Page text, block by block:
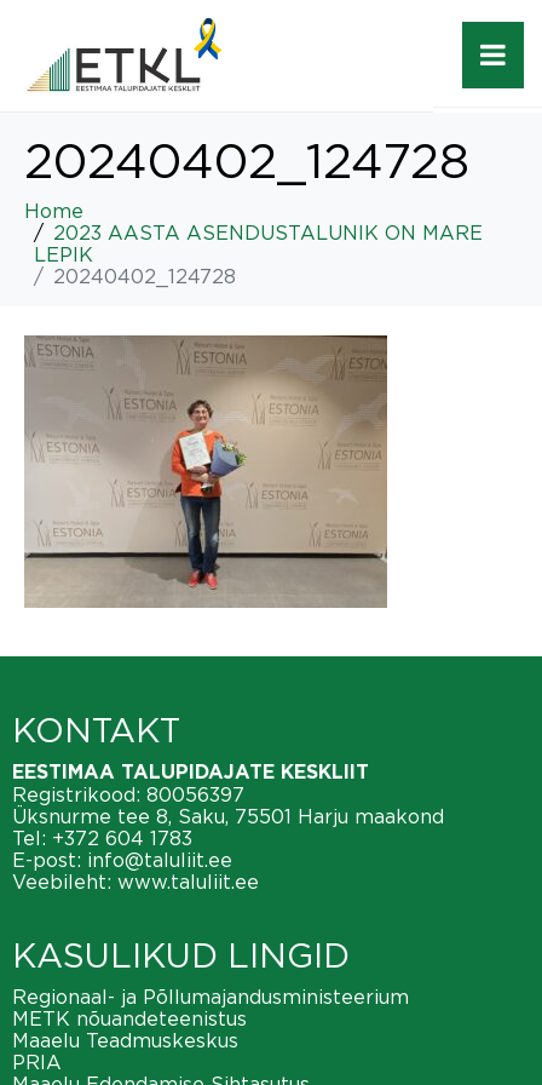
20240402_124728
Home
2023 AASTA ASENDUSTALUNIK ON MARE
LEPIK
20240402_124728
KONTAKT
EESTIMAA TALUPIDAJATE KESKLIIT
Registrikood: 80056397
Üksnurme tee 8, Saku, 75501 Harju maakond
Tel: +372 604 1783
E-post: info@taluliit.ee
Veebileht: www.taluliit.ee
KASULIKUD LINGID
Regionaal- ja Põllumajandusministeerium
METK nõuandeteenistus
Maaelu Teadmuskeskus
PRIA